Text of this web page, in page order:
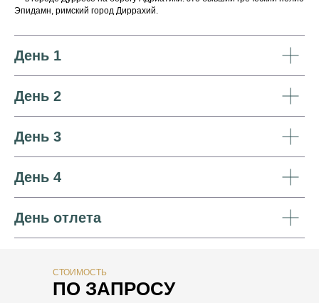
Эпидамн, римский город Диррахий.
День 1
День 2
День 3
День 4
День отлета
СТОИМОСТЬ
ПО ЗАПРОСУ